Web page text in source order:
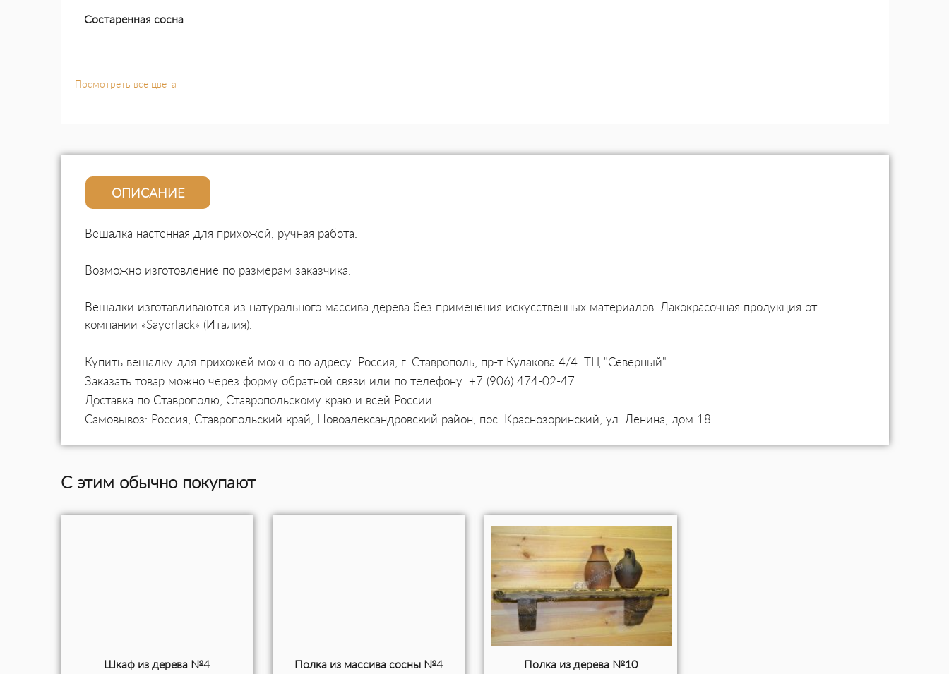
Состаренная сосна
Посмотреть все цвета
ОПИСАНИЕ
Вешалка настенная для прихожей, ручная работа.
Возможно изготовление по размерам заказчика.
Вешалки изготавливаются из натурального массива дерева без применения искусственных материалов. Лакокрасочная продукция от
компании «Sayerlack» (Италия).
Купить вешалку для прихожей можно по адресу: Россия, г. Ставрополь, пр-т Кулакова 4/4. ТЦ "Северный"
Заказать товар можно через форму обратной связи или по телефону: +7 (906) 474-02-47
Доставка по Ставрополю, Ставропольскому краю и всей России.
Самовывоз: Россия, Ставропольский край, Новоалександровский район, пос. Краснозоринский, ул. Ленина, дом 18
С этим обычно покупают
Шкаф из дерева №4 Полка из массива сосны №4 Полка из дерева №10